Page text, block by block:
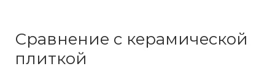
Сравнение с керамической
плиткой